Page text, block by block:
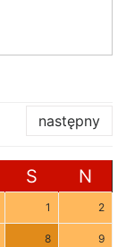
następny
S N
1 2
8 9